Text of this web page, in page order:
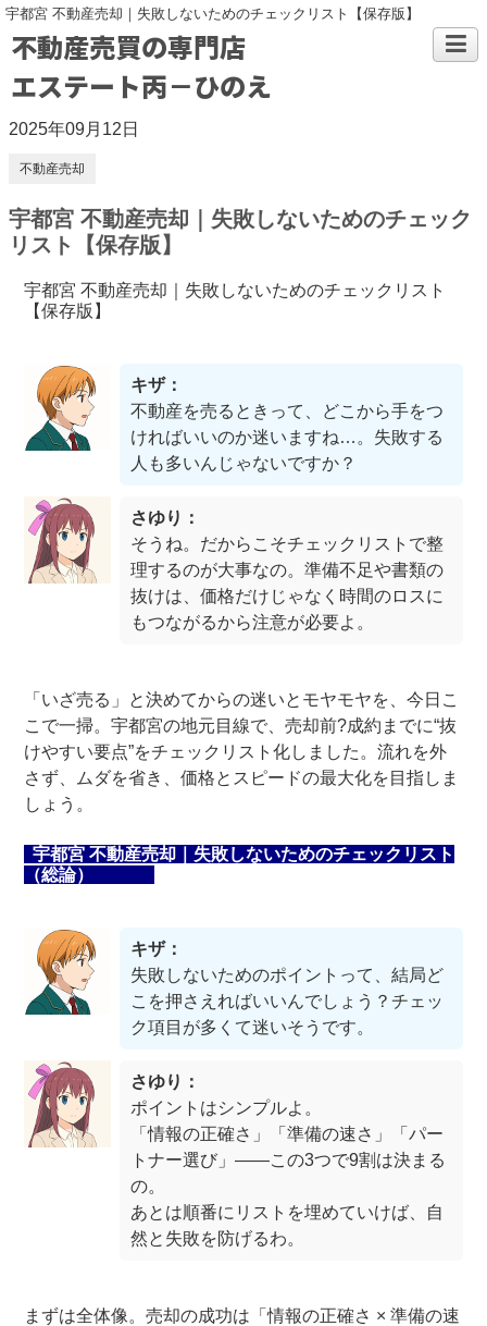
宇都宮 不動産売却｜失敗しないためのチェックリスト【保存版】
不動産売買の専門店
エステート丙－ひのえ
2025年09月12日
不動産売却
宇都宮 不動産売却｜失敗しないためのチェック
リスト【保存版】
宇都宮 不動産売却｜失敗しないためのチェックリスト
【保存版】
キザ：
不動産を売るときって、どこから手をつ
ければいいのか迷いますね…。失敗する
人も多いんじゃないですか？
さゆり：
そうね。だからこそチェックリストで整
理するのが大事なの。準備不足や書類の
抜けは、価格だけじゃなく時間のロスに
もつながるから注意が必要よ。
「いざ売る」と決めてからの迷いとモヤモヤを、今日こ
こで一掃。宇都宮の地元目線で、売却前?成約までに“抜
けやすい要点”をチェックリスト化しました。流れを外
さず、ムダを省き、価格とスピードの最大化を目指しま
しょう。
宇都宮 不動産売却｜失敗しないためのチェックリスト
（総論）
キザ：
失敗しないためのポイントって、結局ど
こを押さえればいいんでしょう？チェッ
ク項目が多くて迷いそうです。
さゆり：
ポイントはシンプルよ。
「情報の正確さ」「準備の速さ」「パー
トナー選び」――この3つで9割は決まる
の。
あとは順番にリストを埋めていけば、自
然と失敗を防げるわ。
まずは全体像。売却の成功は「情報の正確さ × 準備の速